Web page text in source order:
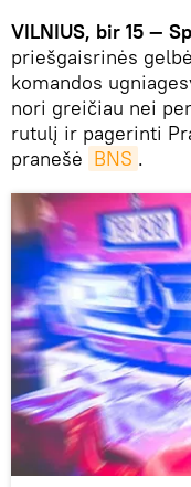
VILNIUS, bir 15 —
priešgaisrinės
komandos
nori greičiau nei
rutulį ir pagerinti
pranešė BNS .